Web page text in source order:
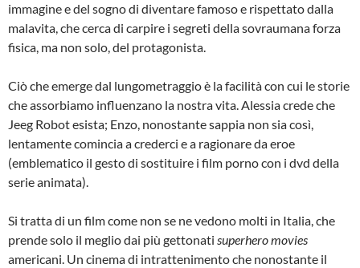
immagine e del sogno di diventare famoso e rispettato dalla
malavita, che cerca di carpire i segreti della sovraumana forza
fisica, ma non solo, del protagonista.
Ciò che emerge dal lungometraggio è la facilità con cui le storie
che assorbiamo influenzano la nostra vita. Alessia crede che
Jeeg Robot esista; Enzo, nonostante sappia non sia così,
lentamente comincia a crederci e a ragionare da eroe
(emblematico il gesto di sostituire i film porno con i dvd della
serie animata).
Si tratta di un film come non se ne vedono molti in Italia, che
prende solo il meglio dai più gettonati superhero movies
americani. Un cinema di intrattenimento che nonostante il